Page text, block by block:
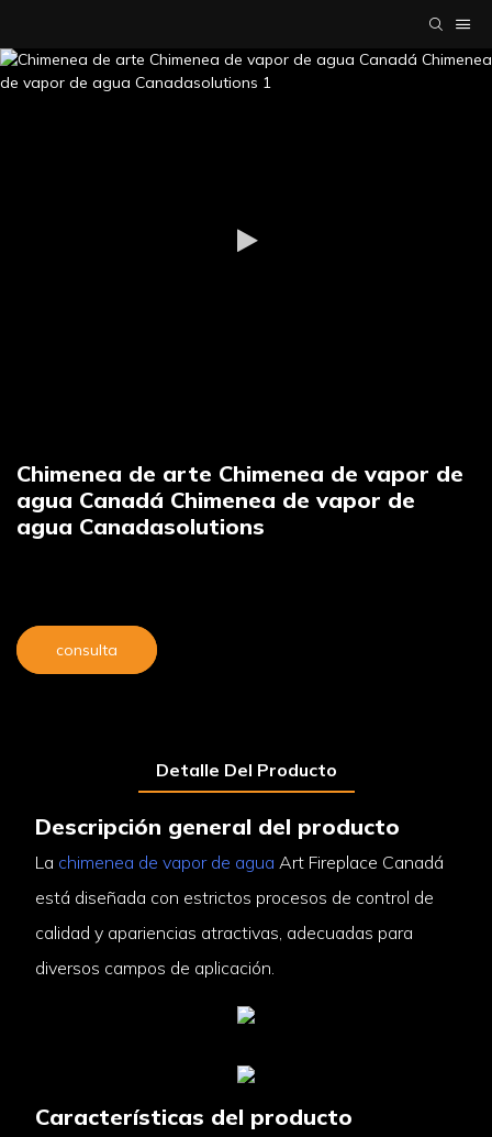
Chimenea de arte Chimenea de vapor de
agua Canadá Chimenea de vapor de
agua Canadasolutions
consulta
Detalle Del Producto
Descripción general del producto
La chimenea de vapor de agua Art Fireplace Canadá
está diseñada con estrictos procesos de control de
calidad y apariencias atractivas, adecuadas para
diversos campos de aplicación.
Características del producto